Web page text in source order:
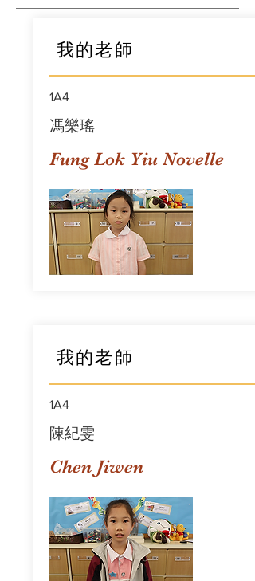
我的老師
1A4
馮樂瑤
Fung Lok Yiu Novelle
我的老師
1A4
陳紀雯
Chen Jiwen